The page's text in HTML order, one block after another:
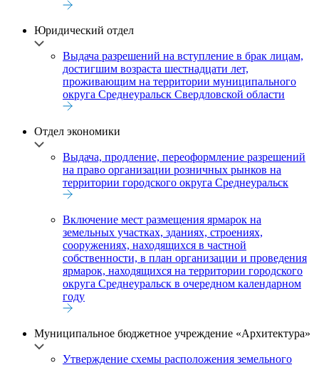
Юридический отдел
Выдача разрешений на вступление в брак лицам,
достигшим возраста шестнадцати лет,
проживающим на территории муниципального
округа Среднеуральск Свердловской области
Отдел экономики
Выдача, продление, переоформление разрешений
на право организации розничных рынков на
территории городского округа Среднеуральск
Включение мест размещения ярмарок на
земельных участках, зданиях, строениях,
сооружениях, находящихся в частной
собственности, в план организации и проведения
ярмарок, находящихся на территории городского
округа Среднеуральск в очередном календарном
году
Муниципальное бюджетное учреждение «Архитектура»
Утверждение схемы расположения земельного